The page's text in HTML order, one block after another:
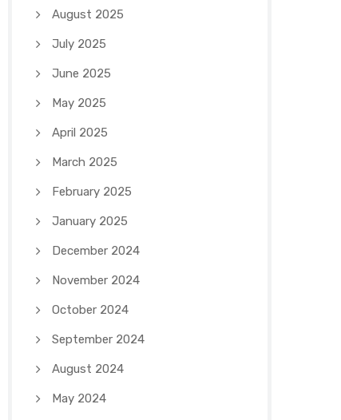
August 2025
July 2025
June 2025
May 2025
April 2025
March 2025
February 2025
January 2025
December 2024
November 2024
October 2024
September 2024
August 2024
May 2024